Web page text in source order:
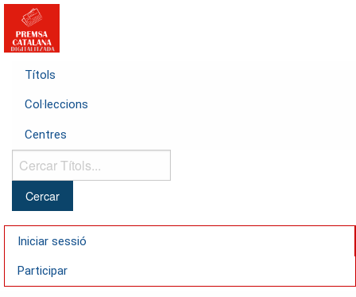
Títols
Col·leccions
Centres
Cercar
Títols...
Iniciar sessió
Participar